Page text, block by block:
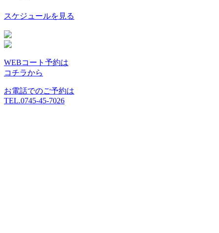
スケジュールを見る
WEBコート予約は
コチラから
お電話でのご予約は
TEL.0745-45-7026